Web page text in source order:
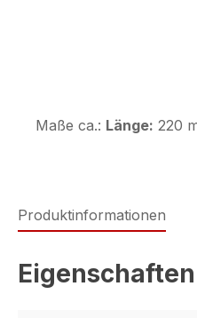
Maße ca.: Länge: 220
Produktinformationen